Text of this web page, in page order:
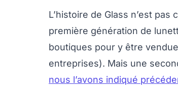
L’histoire de Glass n’est
première génération de
boutiques pour y être
entreprises). Mais une
nous l’avons indiqué